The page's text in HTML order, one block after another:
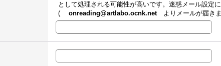
として処理される可能性が高いです。迷惑メール設定に
( onreading@artlabo.ocnk.netよりメールが届きま